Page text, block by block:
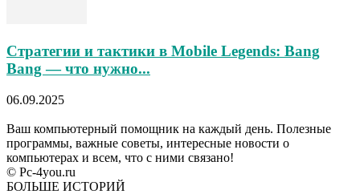
Стратегии и тактики в Mobile Legends: Bang
Bang — что нужно...
06.09.2025
Ваш компьютерный помощник на каждый день. Полезные
программы, важные советы, интересные новости о
компьютерах и всем, что с ними связано!
© Pc-4you.ru
БОЛЬШЕ ИСТОРИЙ